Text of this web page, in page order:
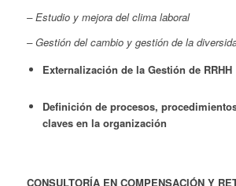
– Estudio y mejora del clima laboral
– Gestión del cambio y gestión de la
Externalización de la Gestión de RRHH
Definición de procesos,
claves en la organización
CONSULTORÍA EN COMPENSACIÓN Y